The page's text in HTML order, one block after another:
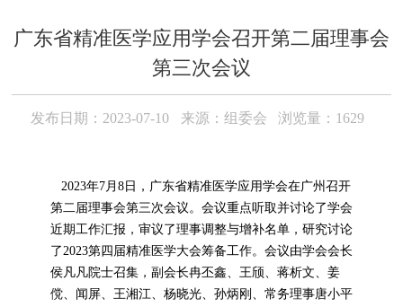
广东省精准医学应用学会召开第二届理事会
第三次会议
发布日期：2023-07-10 来源：组委会 浏览量：1629
2023年7月8日，广东省精准医学应用学会在广州召开
第二届理事会第三次会议。会议重点听取并讨论了学会
近期工作汇报，审议了理事调整与增补名单，研究讨论
了2023第四届精准医学大会筹备工作。会议由学会会长
侯凡凡院士召集，副会长冉丕鑫、王颀、蒋析文、姜
傥、闻屏、王湘江、杨晓光、孙炳刚、常务理事唐小平